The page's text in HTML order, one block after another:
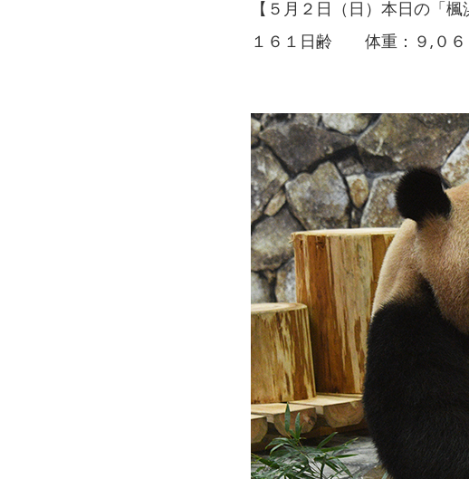
【５月２日（日）本日の「楓
１６１日齢 体重：９,０６